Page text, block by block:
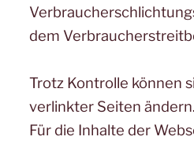
dem
Trotz Kontrolle können
verlinkter Seiten ändern.
Für die Inhalte der